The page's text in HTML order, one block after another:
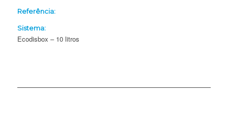
Referência:
Sistema:
Ecodisbox – 10 litros